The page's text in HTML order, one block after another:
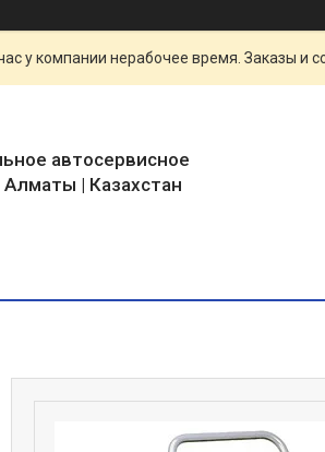
у компании нерабочее время. Заказы и
автосервисное
| Казахстан